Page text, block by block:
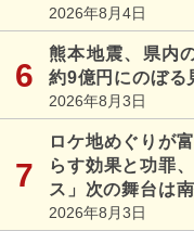
2026年8月4日
熊本地震、県内
約9億円にのぼる
2026年8月3日
ロケ地めぐりが
らす効果と功罪
ス」次の舞台は
2026年8月3日